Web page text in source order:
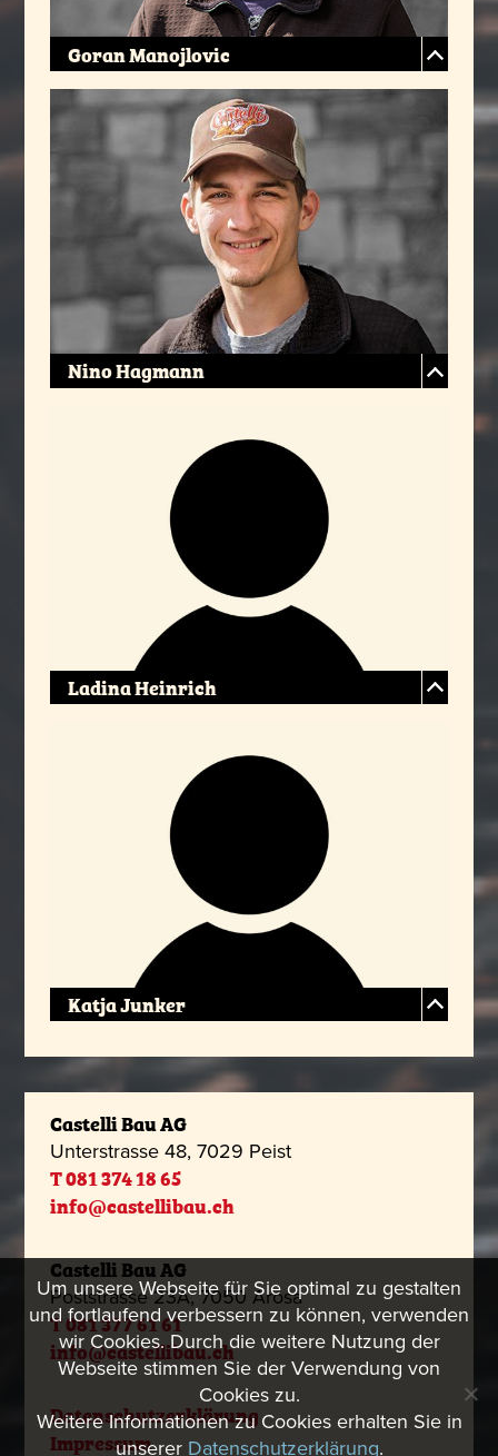
Goran Manojlovic
Nino Hagmann
Ladina Heinrich
Katja Junker
Castelli Bau AG
Unterstrasse 48, 7029 Peist
T 081 374 18 65
info@castellibau.ch
Castelli Bau AG
Poststrasse 23A, 7050 Arosa
T 081 377 61 61
info@castellibau.ch
Datenschutzerklärung
Impressum
Um unsere Webseite für Sie optimal zu gestalten
und fortlaufend verbessern zu können, verwenden
wir Cookies. Durch die weitere Nutzung der
Webseite stimmen Sie der Verwendung von
Cookies zu.
Weitere Informationen zu Cookies erhalten Sie in
unserer Datenschutzerklärung.